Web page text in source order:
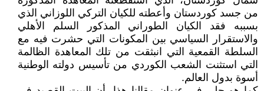
من جسد كوردستان وأعطته للكيان التركي اللوزاني الذي
بسببه فقد الكيان الطوراني المذكور السلم الأهلي
والاستقرار السياسي بين المكونات التي حشرت فيه مع
السلطة القمعية التي انبثقت من تلك المعاهدة الظالمة
التي استثنت الشعب الكوردي من تأسيس دولته الوطنية
أسوة بدول العالم.